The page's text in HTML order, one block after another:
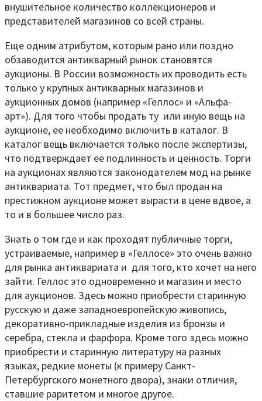
внушительное количество коллекционеров и
представителей магазинов со всей страны.
Еще одним атрибутом, которым рано или поздно
обзаводится антикварный рынок становятся
аукционы. В России возможность их проводить есть
только у крупных антикварных магазинов и
аукционных домов (например «Геллос» и «Альфа-
арт»). Для того чтобы продать ту или иную вещь на
аукционе, ее необходимо включить в каталог. В
каталог вещь включается только после экспертизы,
что подтверждает ее подлинность и ценность. Торги
на аукционах являются законодателем мод на рынке
антиквариата. Тот предмет, что был продан на
престижном аукционе может вырасти в цене вдвое, а
то и в большее число раз.
Знать о том где и как проходят публичные торги,
устраиваемые, например в «Геллосе» это очень важно
для рынка антиквариата и для того, кто хочет на него
зайти. Геллос это одновременно и магазин и место
для аукционов. Здесь можно приобрести старинную
русскую и даже западноевропейскую живопись,
декоративно-прикладные изделия из бронзы и
серебра, стекла и фарфора. Кроме того здесь можно
приобрести и старинную литературу на разных
языках, редкие монеты (к примеру Санкт-
Петербургского монетного двора), знаки отличия,
ставшие раритетом и многое другое.